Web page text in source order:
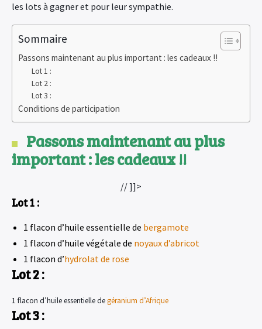
les lots à gagner et pour leur sympathie.
Sommaire
Passons maintenant au plus important : les cadeaux !!
Lot 1 :
Lot 2 :
Lot 3 :
Conditions de participation
Passons maintenant au plus
important : les cadeaux !!
// ]]>
Lot 1 :
1 flacon d’huile essentielle de bergamote
1 flacon d’huile végétale de noyaux d’abricot
1 flacon d’hydrolat de rose
Lot 2 :
1 flacon d’huile essentielle degéranium d’Afrique
Lot 3 :